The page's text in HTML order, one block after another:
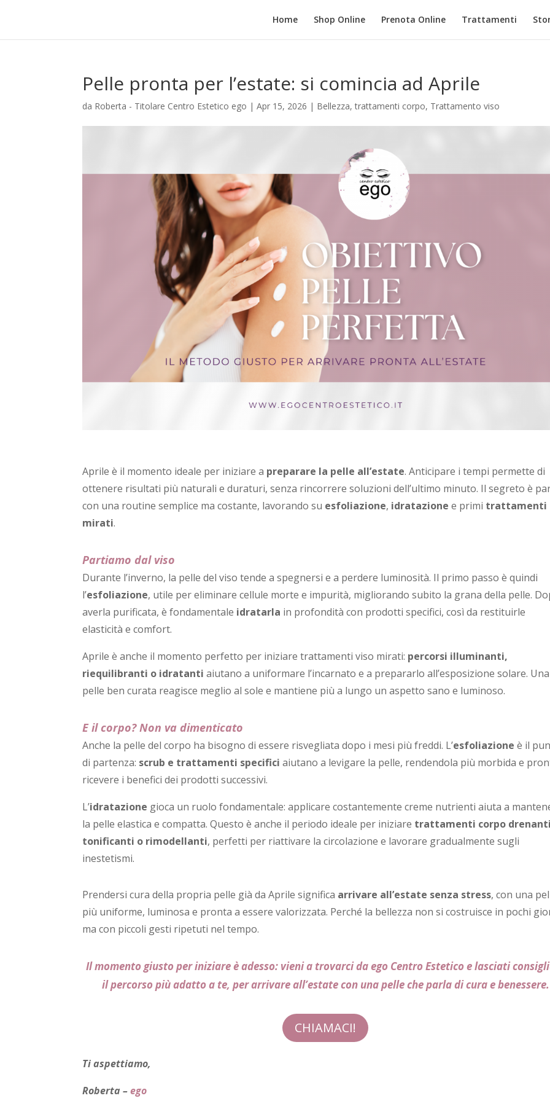
Home Shop Online Prenota Online Trattamenti
Pelle pronta per l’estate: si comincia ad Aprile
da Roberta - Titolare Centro Estetico ego |Apr 15, 2026 | Bellezza,trattamenti corpo, Trattamento viso
Aprile è il momento ideale per iniziare a preparare la pelle all’estate. Anticipare i tempi permette di
ottenere risultati più naturali e duraturi, senza rincorrere soluzioni dell’ultimo minuto. Il segreto è
con una routine semplice ma costante, lavorando su esfoliazione, idratazione e primi trattamenti
mirati.
Partiamo dal viso
Durante l’inverno, la pelle del viso tende a spegnersi e a perdere luminosità. Il primo passo è quindi
l’esfoliazione, utile per eliminare cellule morte e impurità, migliorando subito la grana della pelle.
averla purificata, è fondamentale idratarla in profondità con prodotti specifici, così da restituirle
elasticità e comfort.
Aprile è anche il momento perfetto per iniziare trattamenti viso mirati: percorsi illuminanti,
riequilibranti o idratanti aiutano a uniformare l’incarnato e a prepararlo all’esposizione solare. Una
pelle ben curata reagisce meglio al sole e mantiene più a lungo un aspetto sano e luminoso.
E il corpo? Non va dimenticato
Anche la pelle del corpo ha bisogno di essere risvegliata dopo i mesi più freddi. L’esfoliazione è il
di partenza: scrub e trattamenti specifici aiutano a levigare la pelle, rendendola più morbida e
ricevere i benefici dei prodotti successivi.
L’idratazione gioca un ruolo fondamentale: applicare costantemente creme nutrienti aiuta a
la pelle elastica e compatta. Questo è anche il periodo ideale per iniziare trattamenti corpo
tonificanti o rimodellanti, perfetti per riattivare la circolazione e lavorare gradualmente sugli
inestetismi.
Prendersi cura della propria pelle già da Aprile significa arrivare all’estate senza stress, con una
più uniforme, luminosa e pronta a essere valorizzata. Perché la bellezza non si costruisce in pochi
ma con piccoli gesti ripetuti nel tempo.
Il momento giusto per iniziare è adesso: vieni a trovarci da ego Centro Estetico e lasciati
il percorso più adatto a te, per arrivare all’estate con una pelle che parla di cura e benessere.
CHIAMACI!
Ti aspettiamo,
Roberta – ego